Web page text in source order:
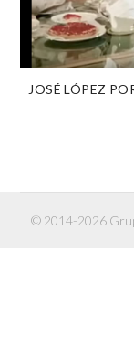
JOSÉ LÓPEZ
© 2014-2026